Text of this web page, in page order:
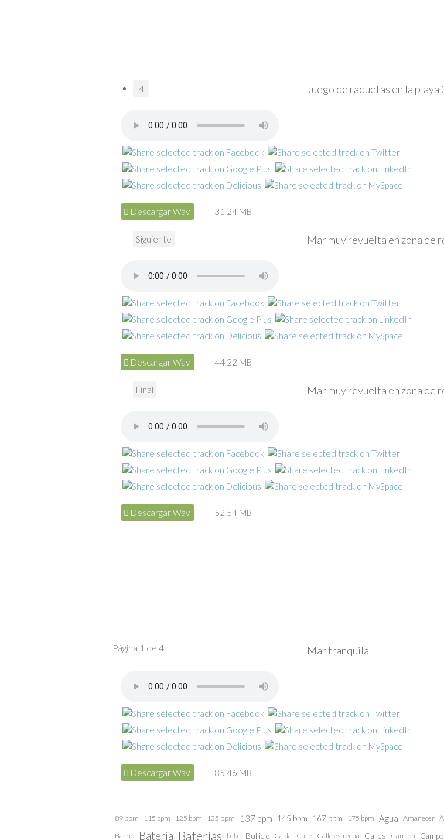
Juego de raquetas en la playa
Descargar Wav 31.24 MB
Mar muy revuelta en zona de
Descargar Wav 44.22 MB
Mar muy revuelta en zona de
Descargar Wav 52.54 MB
Mar tranquila
Descargar Wav 85.46 MB
4
Siguiente
Final
Página 1 de 4
89 bpm 115 bpm 125 bpm 135 bpm 137 bpm 145 bpm 167 bpm 175 bpm Agua Amanecer
Barrio Bateria Baterías bebe Bullicio Caida Calle Calle estrecha Calles Camión Campo